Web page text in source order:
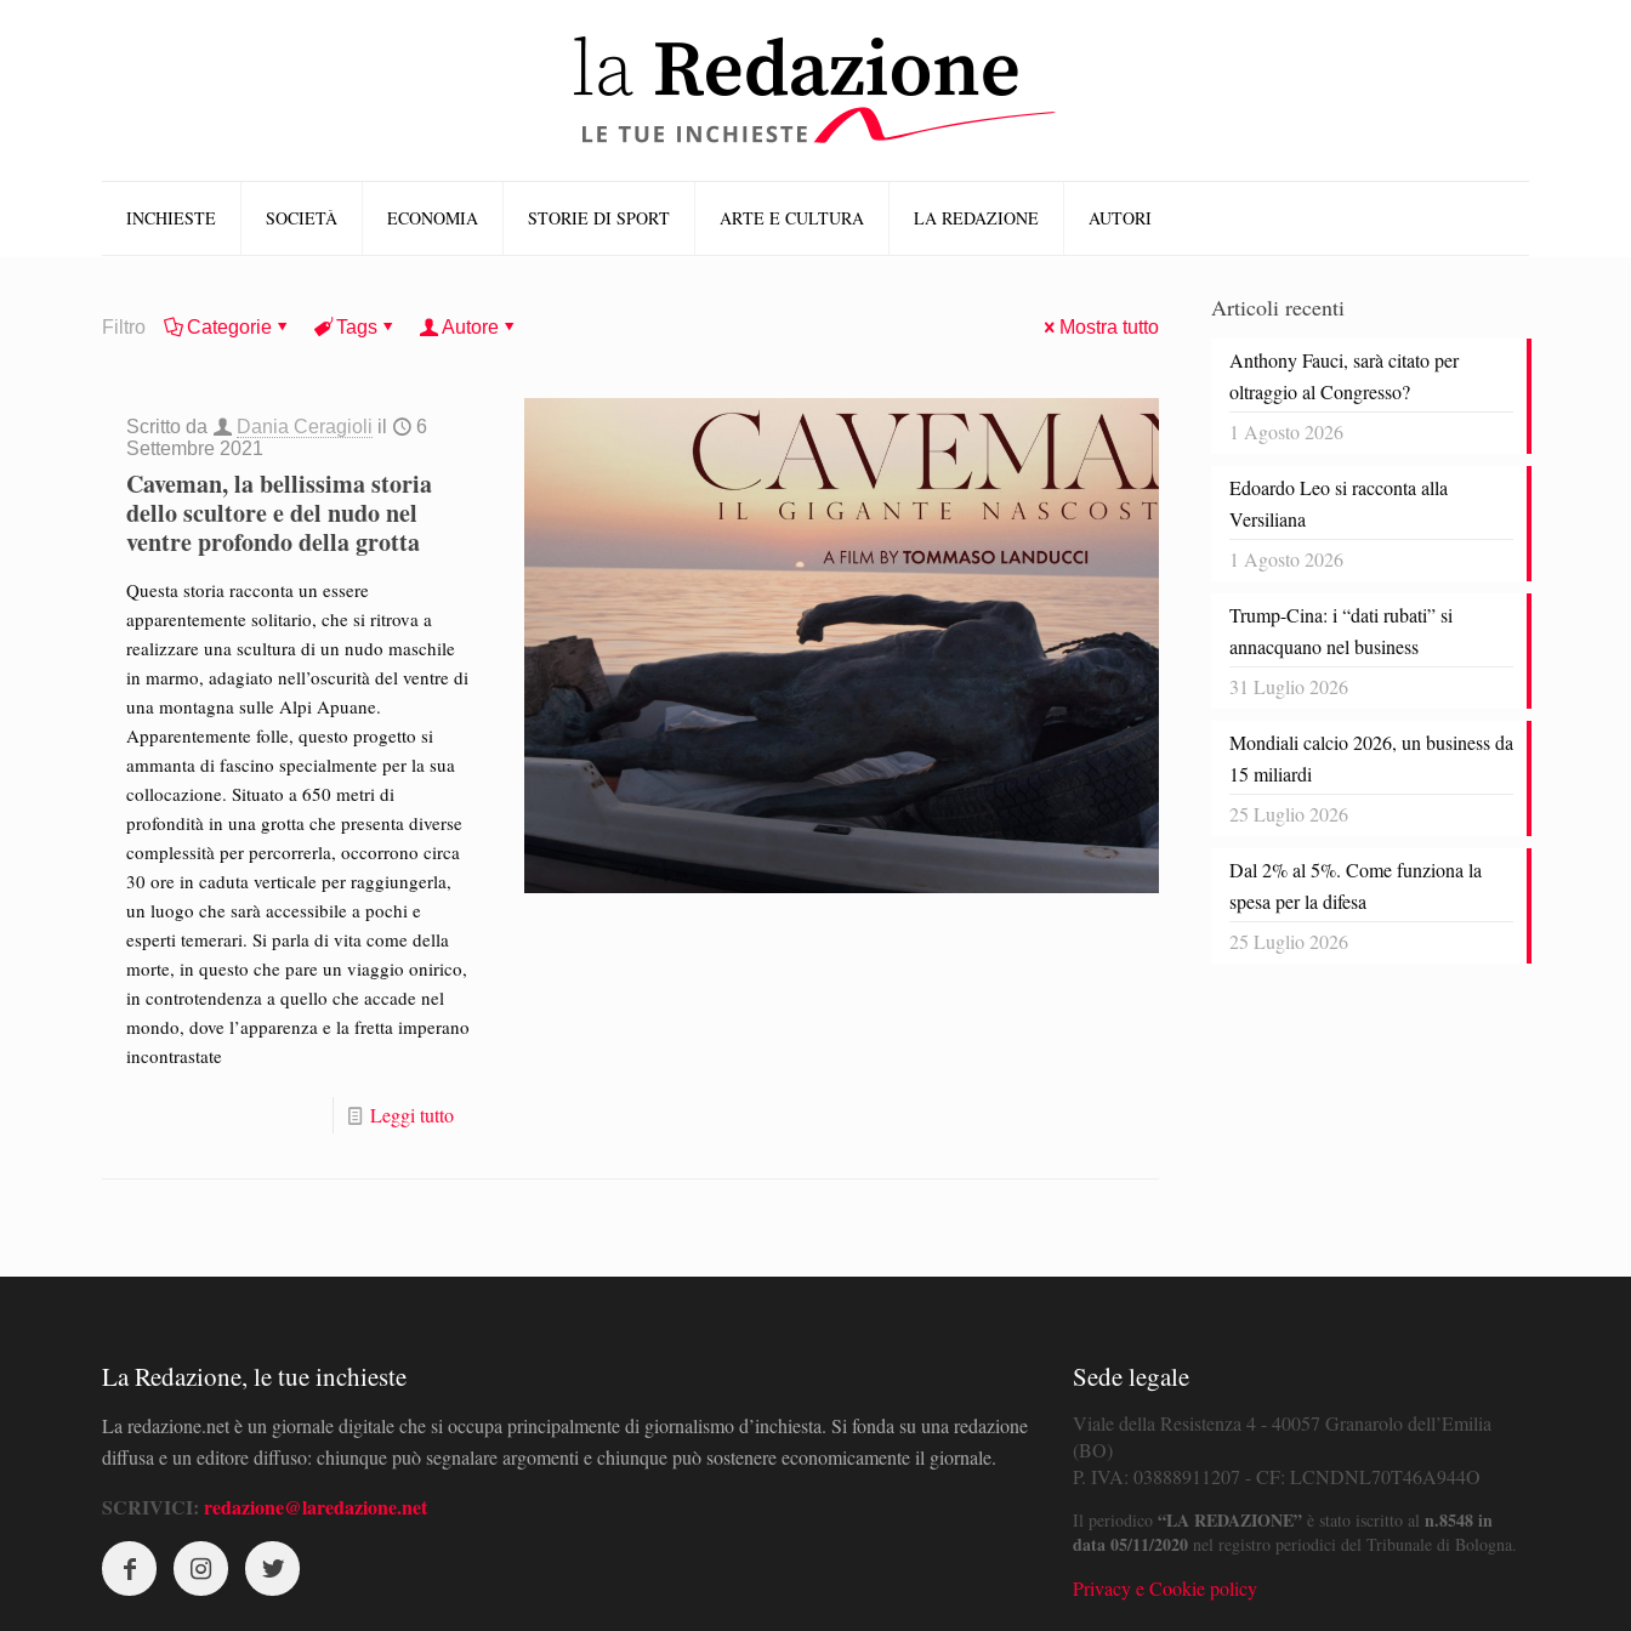
INCHIESTE SOCIETÀ ECONOMIA STORIE DI SPORT ARTE E CULTURA LA REDAZIONE AUTORI
Filtro Categorie Tags Autore Mostra tutto
Scritto da Dania Ceragioli il
6
Settembre 2021
Caveman, la bellissima storia
dello scultore e del nudo nel
ventre profondo della grotta
Questa storia racconta un essere
apparentemente solitario, che si ritrova a
realizzare una scultura di un nudo maschile
in marmo, adagiato nell’oscurità del ventre di
una montagna sulle Alpi Apuane.
Apparentemente folle, questo progetto si
ammanta di fascino specialmente per la sua
collocazione. Situato a 650 metri di
profondità in una grotta che presenta diverse
complessità per percorrerla, occorrono circa
30 ore in caduta verticale per raggiungerla,
un luogo che sarà accessibile a pochi e
esperti temerari. Si parla di vita come della
morte, in questo che pare un viaggio onirico,
in controtendenza a quello che accade nel
mondo, dove l’apparenza e la fretta imperano
incontrastate
Leggi tutto
Articoli recenti
Anthony Fauci, sarà citato per
oltraggio al Congresso?
1 Agosto 2026
Edoardo Leo si racconta alla
Versiliana
1 Agosto 2026
Trump-Cina: i “dati rubati” si
annacquano nel business
31 Luglio 2026
Mondiali calcio 2026, un business da
15 miliardi
25 Luglio 2026
Dal 2% al 5%. Come funziona la
spesa per la difesa
25 Luglio 2026
La Redazione, le tue inchieste
La redazione.net è un giornale digitale che si occupa principalmente di giornalismo d’inchiesta. Si fonda su una redazione
diffusa e un editore diffuso: chiunque può segnalare argomenti e chiunque può sostenere economicamente il giornale.
SCRIVICI: redazione@laredazione.net
Sede legale
Viale della Resistenza 4 - 40057 Granarolo dell’Emilia
(BO)
P. IVA: 03888911207 - CF: LCNDNL70T46A944O
Il periodico “LA REDAZIONE”è stato iscritto al n.8548 in
data 05/11/2020nel registro periodici del Tribunale di Bologna.
Privacy e Cookie policy